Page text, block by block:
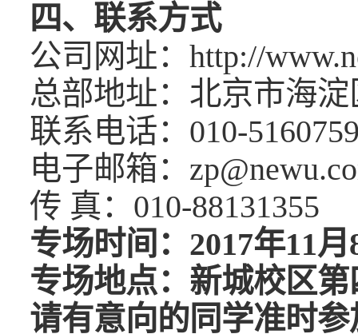
四、联系方式
公司网址：http://
总部地址：北京市海
联系电话：010-
电子邮箱：
传 真：010-88131355
专场时间：2017年11月
专场地点：新城校区第
请有意向的同学准时